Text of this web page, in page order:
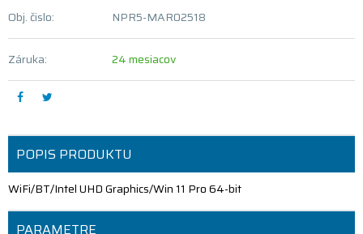
Obj. čislo: NPR5-MAR02518
Záruka: 24 mesiacov
POPIS PRODUKTU
WiFi/BT/Intel UHD Graphics/Win 11 Pro 64-bit
PARAMETRE